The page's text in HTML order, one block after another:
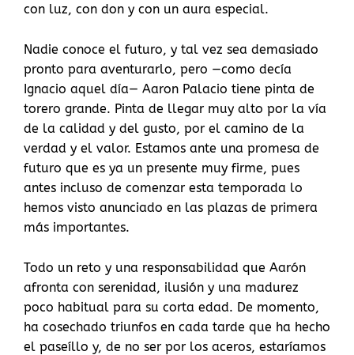
con luz, con don y con un aura especial.
Nadie conoce el futuro, y tal vez sea demasiado
pronto para aventurarlo, pero —como decía
Ignacio aquel día— Aaron Palacio tiene pinta de
torero grande. Pinta de llegar muy alto por la vía
de la calidad y del gusto, por el camino de la
verdad y el valor. Estamos ante una promesa de
futuro que es ya un presente muy firme, pues
antes incluso de comenzar esta temporada lo
hemos visto anunciado en las plazas de primera
más importantes.
Todo un reto y una responsabilidad que Aarón
afronta con serenidad, ilusión y una madurez
poco habitual para su corta edad. De momento,
ha cosechado triunfos en cada tarde que ha hecho
el paseíllo y, de no ser por los aceros, estaríamos